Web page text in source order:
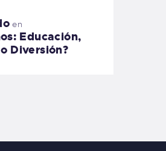
en
Educación,
Diversión?